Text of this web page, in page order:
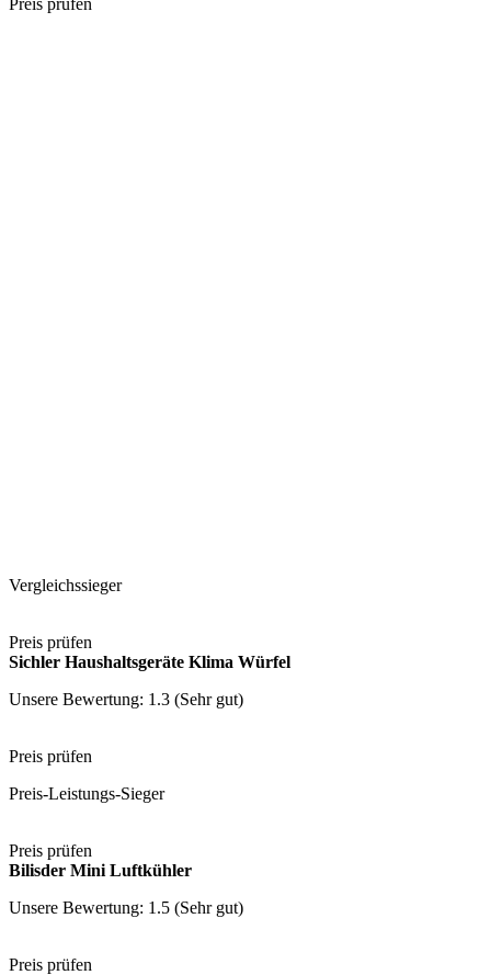
Preis prüfen
Vergleichssieger
Preis prüfen
Sichler Haushaltsgeräte Klima Würfel
Unsere Bewertung: 1.3 (Sehr gut)
Preis prüfen
Preis-Leistungs-Sieger
Preis prüfen
Bilisder Mini Luftkühler
Unsere Bewertung: 1.5 (Sehr gut)
Preis prüfen